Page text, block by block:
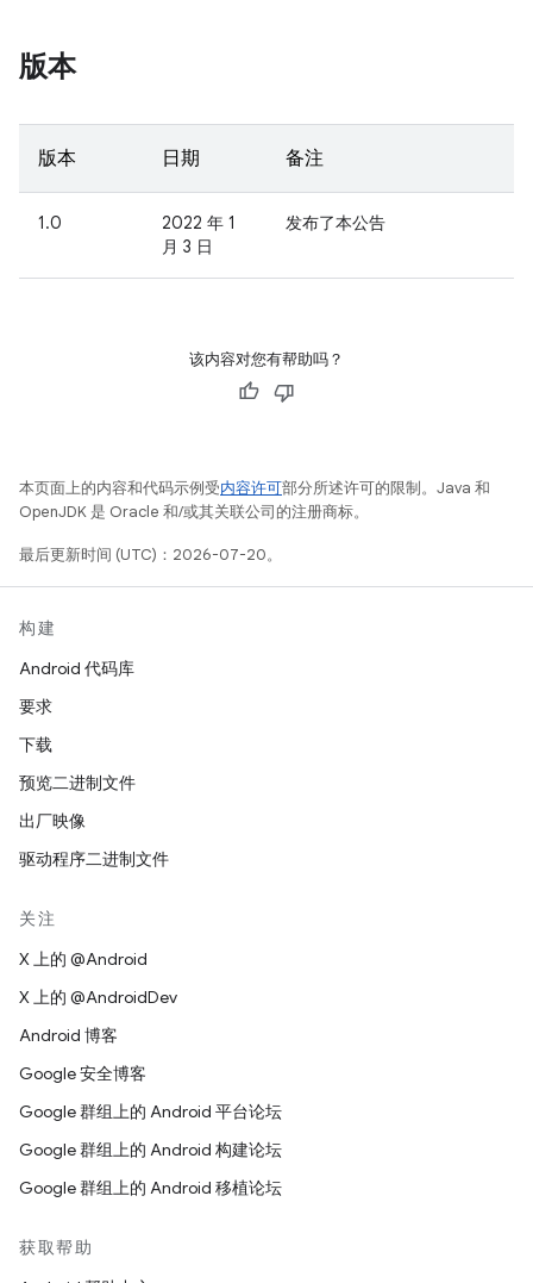
版本
版本 日期 备注
1.0
2022 年 1
月 3 日
发布了本公告
该内容对您有帮助吗？
本页面上的内容和代码示例受内容许可部分所述许可的限制。Java 和
OpenJDK 是 Oracle 和/或其关联公司的注册商标。
最后更新时间 (UTC)：2026-07-20。
构建
Android 代码库
要求
下载
预览二进制文件
出厂映像
驱动程序二进制文件
关注
X 上的 @Android
X 上的 @AndroidDev
Android 博客
Google 安全博客
Google 群组上的 Android 平台论坛
Google 群组上的 Android 构建论坛
Google 群组上的 Android 移植论坛
获取帮助